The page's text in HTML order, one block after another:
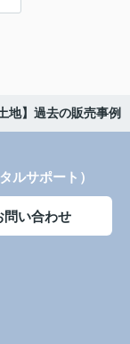
地】過去の販売事例
ルサポート）
問い合わせ